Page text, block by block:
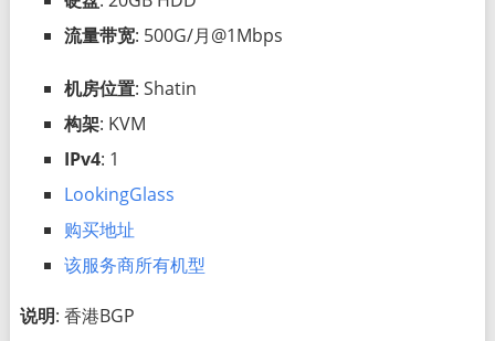
流量带宽: 500G/月@1Mbps
机房位置: Shatin
构架: KVM
IPv4: 1
LookingGlass
购买地址
该服务商所有机型
说明: 香港BGP